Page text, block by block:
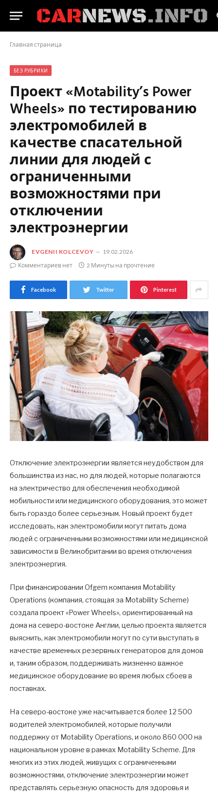
Главная страница
БЕЗ РУБРИКИ
Проект «Motability’s Power
Wheels» по тестированию
электромобилей в
качестве спасательной
линии для людей с
ограниченными
возможностями при
отключении
электроэнергии
EVGENII KOLCEVOY
19.02.2026
Комментариев нет
2 Минуты на прочтение
Facebook Twitter Pinterest
Отключение электроэнергии является неудобством для
большинства из нас, но для людей, которые полагаются
на электричество для обеспечения необходимой
мобильности или медицинского оборудования, это может
быть гораздо более серьезным. Новый проект будет
исследовать, как электромобили могут питать дома
людей с ограниченными возможностями или медицинской
зависимости в Великобритании во время отключения
электроэнергия.
При финансировании Ofgem компания Motability
Operations (компания, стоящая за Motability Scheme)
создала проект «Power Wheels», ориентированный на
дома на северо-востоке Англии, целью проекта является
выяснить, как электромобили могут по сути выступать в
качестве временных резервных генераторов для домов
и, таким образом, поддерживать жизненно важное
медицинское оборудование во время любых сбоев в
поставках.
На северо-востоке уже насчитывается более 12 500
водителей электромобилей, которые получили
поддержку от Motability Operations, и около 860 000 на
национальном уровне в рамках Motability Scheme. Для
многих из этих людей, живущих с ограниченными
возможностями, отключение электроэнергии может
представлять серьезную опасность для здоровья и